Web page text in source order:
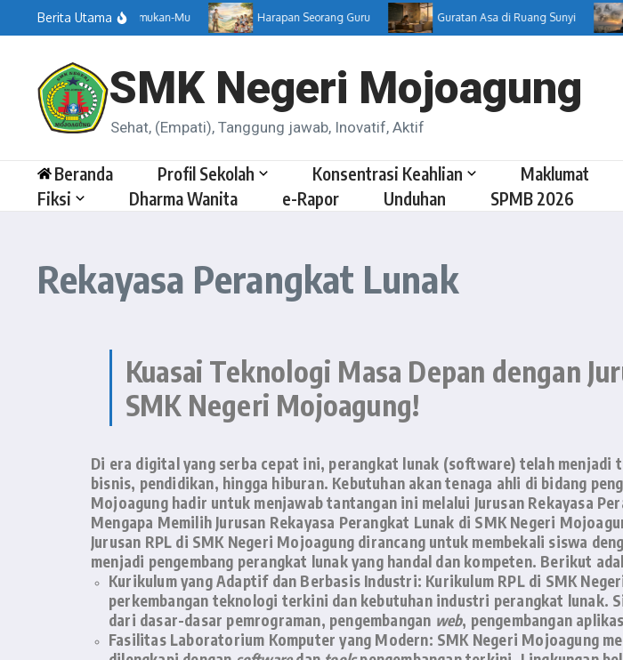
Berita UtamaMenemukan-Mu Harapan Seorang Guru Guratan Asa di Ruang Sunyi
SMK Negeri Mojoagung
Sehat, (Empati), Tanggung jawab, Inovatif, Aktif
Beranda Profil Sekolah Konsentrasi Keahlian Maklumat
Fiksi
Dharma Wanita e-Rapor Unduhan SPMB 2026
Rekayasa Perangkat Lunak
Kuasai Teknologi Masa Depan dengan
SMK Negeri Mojoagung!
Di era digital yang serba cepat ini, perangkat lunak (software) telah menjadi
bisnis, pendidikan, hingga hiburan. Kebutuhan akan tenaga ahli di bidang
Mojoagung hadir untuk menjawab tantangan ini melalui Jurusan Rekayasa
Mengapa Memilih Jurusan Rekayasa Perangkat Lunak di SMK Negeri
Jurusan RPL di SMK Negeri Mojoagung dirancang untuk membekali siswa
menjadi pengembang perangkat lunak yang handal dan kompeten. Berikut
Kurikulum yang Adaptif dan Berbasis Industri: Kurikulum RPL di SMK
perkembangan teknologi terkini dan kebutuhan industri perangkat lunak.
dari dasar-dasar pemrograman, pengembangan web, pengembangan
Fasilitas Laboratorium Komputer yang Modern: SMK Negeri Mojoagung